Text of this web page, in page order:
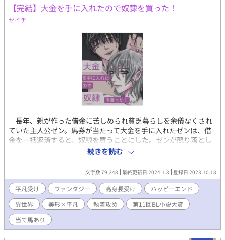
【完結】大金を手に入れたので奴隷を買った！
セイヂ
長年、親が作った借金に苦しめられ貧乏暮らしを余儀なくされ
ていた主人公ゼン。馬券が当たって大金を手に入れたゼンは、借
金を一括返済すると、奴隷を買うことにした。ゼンが競り落とし
たのは、とても美しい魔族の青年ローレンス。 しかし魔族は危
険という理由で本来なら成人する頃に殺処分される。だが、ロー
レンスはまだ処分されずに売りに出されていた。故にゼンはロー
レンスが魔族であることを隠して生活しはじめる。 無口なローレ
ンスは、なかなかゼンに心を開かない。そんな中、いつも何かと
突っかかってくる男に脅されてゼンはその男に危うい関係を持ち
かけられてしまう。 奴隷の美形魔族×働きたくない平凡お兄さん
後半はたぶんほぼエロです。 受けの方が攻めより長身です。 奴隷
攻め×主受け/糸目主人公受け/R18/すれ違い/ハピエン/独占欲強
続きを読む
文字数 79,248 最終更新日 2024.1.8 登録日 2023.10.18
平凡受け ファンタジー 高身長受け
ハッピーエンド
異世界
美形×平凡 執着攻め
第11回BL小説大賞
当て馬あり